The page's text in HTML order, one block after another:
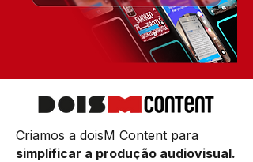
Criamos a doisM Content para
simplificar a produção audiovisual.